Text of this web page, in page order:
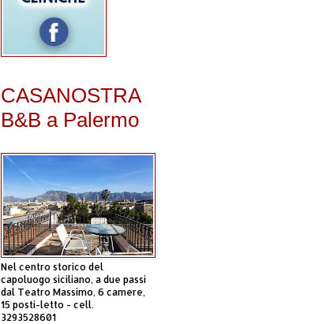
CASANOSTRA
B&B a Palermo
Nel centro storico del
capoluogo siciliano, a due passi
dal Teatro Massimo, 6 camere,
15 posti-letto - cell.
3293528601